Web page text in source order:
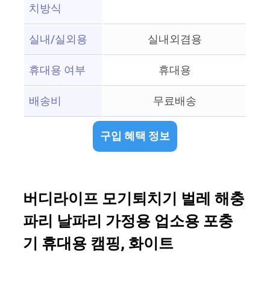
치방식
실내/실외용
실내외겸용
휴대용 여부
휴대용
배송비
무료배송
구입 혜택 정보
버디라이프 모기퇴치기 벌레 해충
파리 날파리 가정용 업소용 포충
기 휴대용 캠핑, 화이트